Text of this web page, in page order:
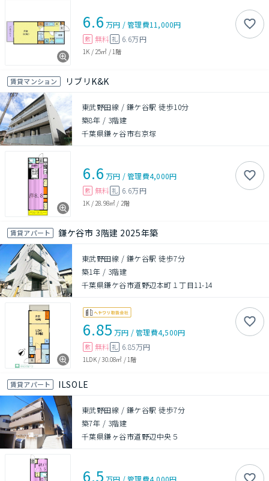
6.6 万円 /管理費11,000円
敷 無料 礼 6.6万円
1K / 25㎡ / 1階
賃貸マンション リブリK&K
東武野田線 / 鎌ケ谷駅 徒歩10分
築8年 / 3階建
千葉県鎌ヶ谷市右京塚
6.6 万円 /管理費4,000円
敷 無料 礼 6.6万円
1K / 28.98㎡ / 2階
賃貸アパート 鎌ケ谷市 3階建 2025年築
東武野田線 / 鎌ケ谷駅 徒歩7分
築1年 / 3階建
千葉県鎌ケ谷市道野辺本町１丁目11-14
6.85 万円 /管理費4,500円
敷 無料 礼 6.85万円
1LDK/30.08㎡ /1階
賃貸アパート ILSOLE
東武野田線 / 鎌ケ谷駅 徒歩7分
築7年 / 3階建
千葉県鎌ヶ谷市道野辺中央５
6.5 万円 /管理費4,000円